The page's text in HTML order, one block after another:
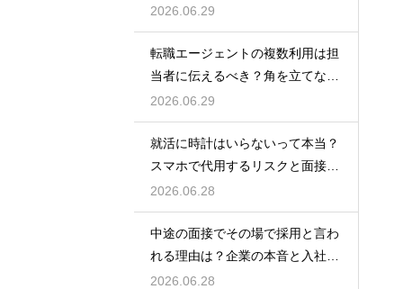
でいくためのコツ
2026.06.29
転職エージェントの複数利用は担
当者に伝えるべき？角を立てない
上手な伝え方
2026.06.29
就活に時計はいらないって本当？
スマホで代用するリスクと面接官
に与える印象
2026.06.28
中途の面接でその場で採用と言わ
れる理由は？企業の本音と入社を
決める前の注意点
2026.06.28